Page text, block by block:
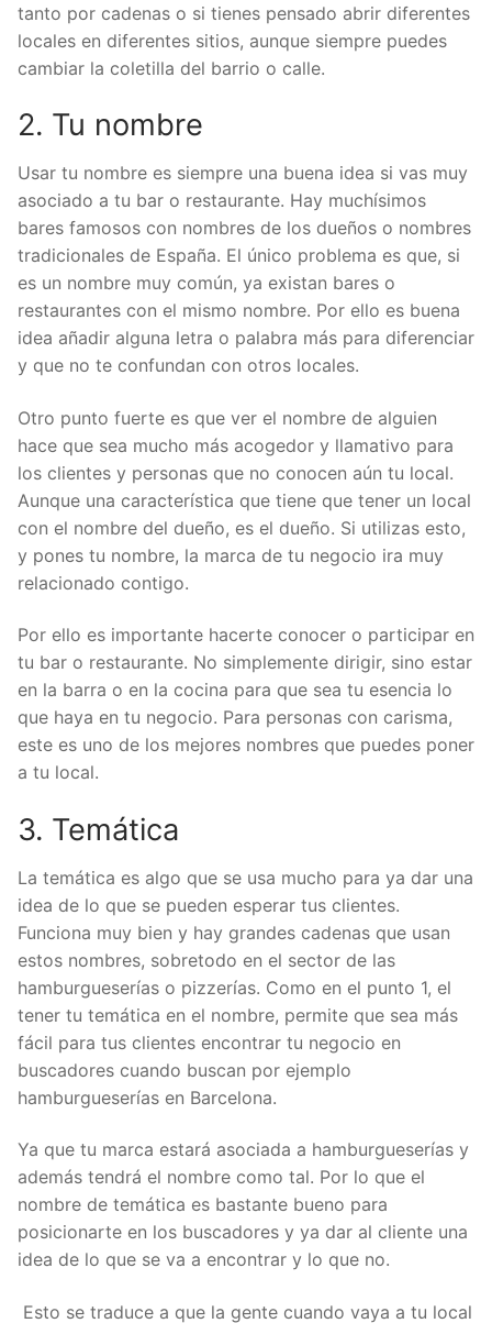
tanto por cadenas o si tienes pensado abrir diferentes
locales en diferentes sitios, aunque siempre puedes
cambiar la coletilla del barrio o calle.
2. Tu nombre
Usar tu nombre es siempre una buena idea si vas muy
asociado a tu bar o restaurante. Hay muchísimos
bares famosos con nombres de los dueños o nombres
tradicionales de España. El único problema es que, si
es un nombre muy común, ya existan bares o
restaurantes con el mismo nombre. Por ello es buena
idea añadir alguna letra o palabra más para diferenciar
y que no te confundan con otros locales.
Otro punto fuerte es que ver el nombre de alguien
hace que sea mucho más acogedor y llamativo para
los clientes y personas que no conocen aún tu local.
Aunque una característica que tiene que tener un local
con el nombre del dueño, es el dueño. Si utilizas esto,
y pones tu nombre, la marca de tu negocio ira muy
relacionado contigo.
Por ello es importante hacerte conocer o participar en
tu bar o restaurante. No simplemente dirigir, sino estar
en la barra o en la cocina para que sea tu esencia lo
que haya en tu negocio. Para personas con carisma,
este es uno de los mejores nombres que puedes poner
a tu local.
3. Temática
La temática es algo que se usa mucho para ya dar una
idea de lo que se pueden esperar tus clientes.
Funciona muy bien y hay grandes cadenas que usan
estos nombres, sobretodo en el sector de las
hamburgueserías o pizzerías. Como en el punto 1, el
tener tu temática en el nombre, permite que sea más
fácil para tus clientes encontrar tu negocio en
buscadores cuando buscan por ejemplo
hamburgueserías en Barcelona.
Ya que tu marca estará asociada a hamburgueserías y
además tendrá el nombre como tal. Por lo que el
nombre de temática es bastante bueno para
posicionarte en los buscadores y ya dar al cliente una
idea de lo que se va a encontrar y lo que no.
Esto se traduce a que la gente cuando vaya a tu local